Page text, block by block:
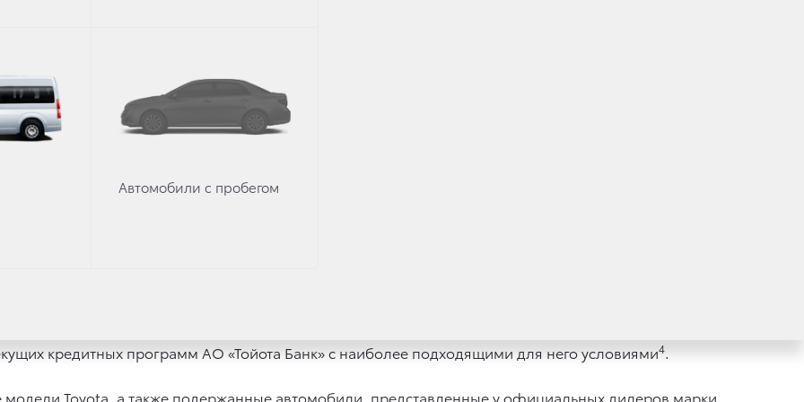
Автомобили с пробегом
которые по разным причинам рассматривают возможность смены автомобиля, но не готовы
машины, находящейся в залоге у банка. Клиент сможет оперативно оформить договоры
нового автомобиля Toyota и кредитное соглашение с АО «Тойота Банк».
комплектацией. Далее клиент оформляет заявку на кредит на выбранных им условиях,
кредитных программ АО «Тойота Банк» с наиболее подходящими для него условиями4.
модели Toyota, а также подержанные автомобили, представленные у официальных дилеров марки.